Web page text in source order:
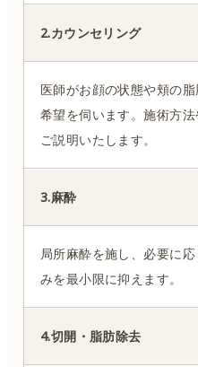
2.カウンセリング
医師がお顔の状態や頬の
希望を伺います。施術方
ご説明いたします。
3.麻酔
局所麻酔を施し、必要に
みを最小限に抑えます。
4.切開・脂肪除去